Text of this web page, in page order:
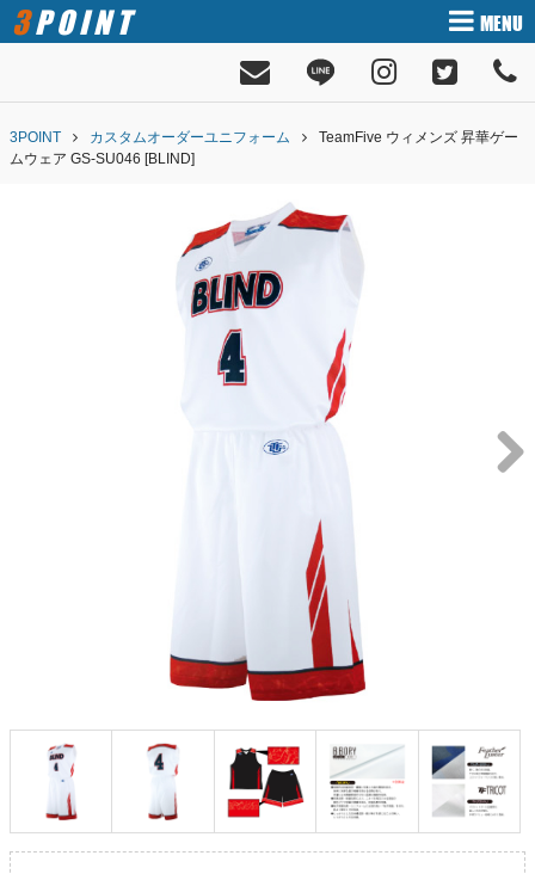
3POINT MENU
3POINT カスタムオーダーユニフォーム
TeamFive ウィメンズ 昇華ゲー
ムウェア GS-SU046 [BLIND]